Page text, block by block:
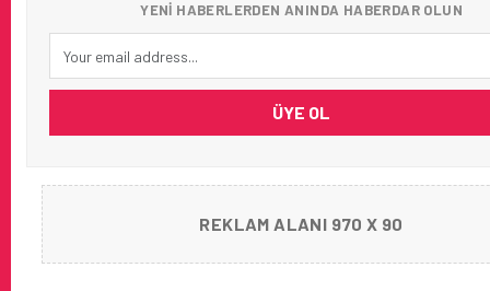
YENI HABERLERDEN ANINDA HABERDAR OLUN
ÜYE OL
REKLAM ALANI 970 X 90